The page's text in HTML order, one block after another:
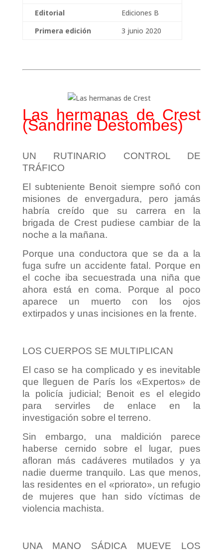
Editorial
Ediciones B
Primera edición
3 junio 2020
Las hermanas de Crest
(Sandrine Destombes)
UN RUTINARIO CONTROL DE
TRÁFICO
El subteniente Benoit siempre soñó con
misiones de envergadura, pero jamás
habría creído que su carrera en la
brigada de Crest pudiese cambiar de la
noche a la mañana.
Porque una conductora que se da a la
fuga sufre un accidente fatal. Porque en
el coche iba secuestrada una niña que
ahora está en coma. Porque al poco
aparece un muerto con los ojos
extirpados y unas incisiones en la frente.
LOS CUERPOS SE MULTIPLICAN
El caso se ha complicado y es inevitable
que lleguen de París los «Expertos» de
la policía judicial; Benoit es el elegido
para servirles de enlace en la
investigación sobre el terreno.
Sin embargo, una maldición parece
haberse cernido sobre el lugar, pues
afloran más cadáveres mutilados y ya
nadie duerme tranquilo. Las que menos,
las residentes en el «priorato», un refugio
de mujeres que han sido víctimas de
violencia machista.
UNA MANO SÁDICA MUEVE LOS